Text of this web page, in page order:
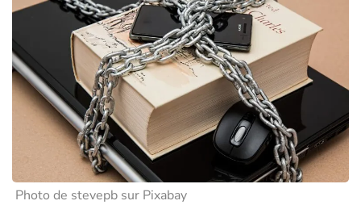
Photo de stevepb sur Pixabay